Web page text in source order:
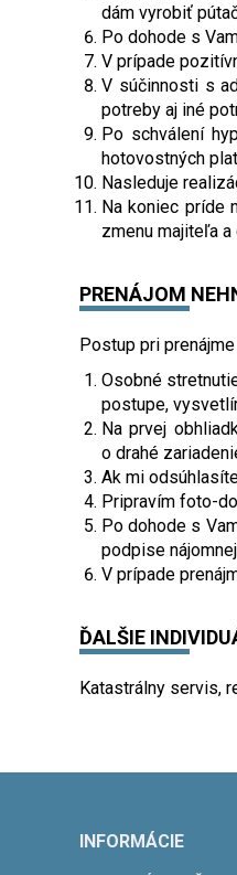
dám vyrobiť
Po dohode s
V prípade
V súčinnosti s
potreby aj iné
Po schválení
hotovostných
Nasleduje
Na koniec príde
zmenu majiteľa
PRENÁJOM
Postup pri
Osobné
postupe,
Na prvej
o drahé
Ak mi
Pripravím foto-
Po dohode s
podpise
V prípade
ĎALŠIE
Katastrálny servis,
INFORMÁCIE